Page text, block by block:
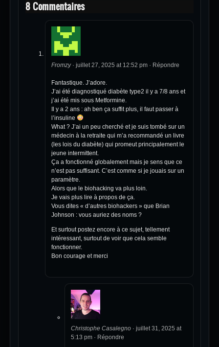
8 Commentaires
Fromzy· juillet 27, 2025 at 12:52 pm · Répondre
Fantastique. J’adore.
J’ai été diagnostiqué diabète type2 il y a 7/8 ans et
j’ai été mis sous Metformine.
Il y a 2 ans : ah ben ça suffit plus, il faut passer à
l’insuline
What ? J’ai un peu cherché et je suis tombé sur un
médecin à la retraite qui m’a recommandé un livre
(les lois du diabète) qui promeut principalement le
jeune intermittent.
Ça a fonctionné globalement mais je sens que ce
n’est pas suffisant. C’est comme si je jouais sur un
paramètre.
Alors que le biohacking va plus loin.
Je vais plus lire à propos de ça.
Vous dites « d’autres biohackers » que Brian
Johnson : vous auriez des noms ?
Et surtout postez encore à ce sujet, tellement
intéressant, surtout de voir que cela semble
fonctionner.
Bon courage et merci
Christophe Casalegno · juillet 31, 2025 at
5:13 pm · Répondre